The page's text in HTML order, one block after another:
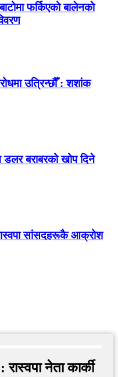
फर्किएको बालेनकाे
उत्रिन्छौँ : शशांक
बराबरको खोप दिने
सांसदहरूकै आक्रोश
नेता कार्की